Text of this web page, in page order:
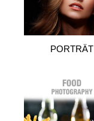
PORTRÄT